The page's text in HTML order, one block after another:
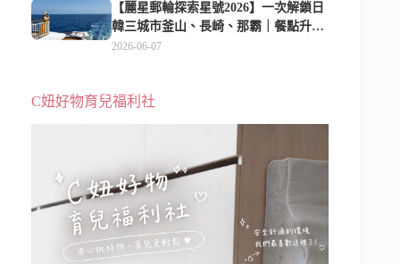
【麗星郵輪探索星號2026】一次解鎖日
韓三城市釜山、長崎、那霸｜餐點升
級、表演更新、船上慶生超難忘
2026-06-07
C妞好物育兒福利社